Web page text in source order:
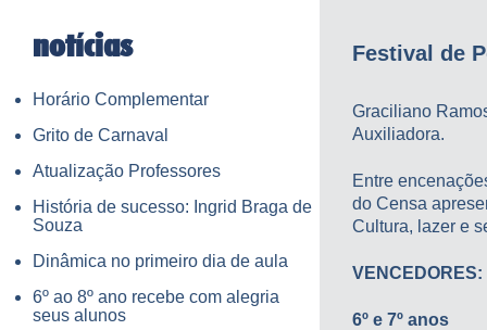
notícias
Horário Complementar
Grito de Carnaval
Atualização Professores
História de sucesso: Ingrid Braga de
Souza
Dinâmica no primeiro dia de aula
6º ao 8º ano recebe com alegria
seus alunos
Festival de
Graciliano
Auxiliadora.
Entre
do Censa
Cultura, lazer e
VENCEDORES:
6º e 7º anos